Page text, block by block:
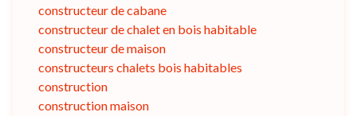
constructeur de cabane
constructeur de chalet en bois habitable
constructeur de maison
constructeurs chalets bois habitables
construction
construction maison